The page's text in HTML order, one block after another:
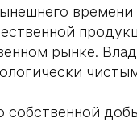
рынке.
собственной